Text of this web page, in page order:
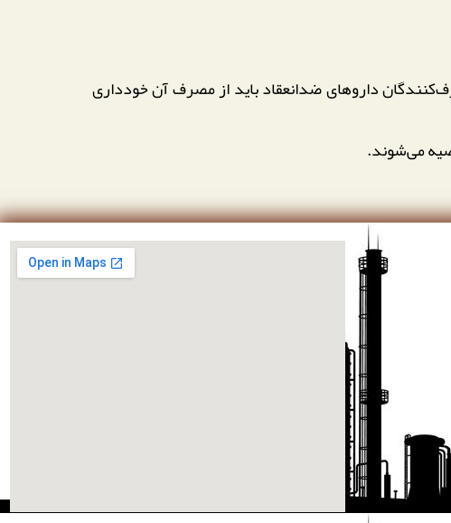
داروهای ضدانعقاد باید از مصرف آن خودداری
می‌شوند.